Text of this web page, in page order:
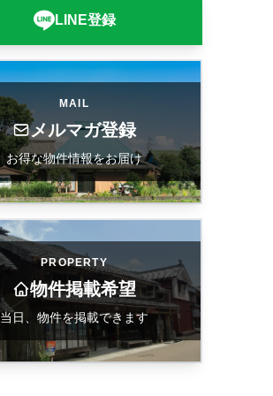
LINE登録
MAIL
メルマガ登録
お得な物件情報をお届け
PROPERTY
物件掲載希望
当日、物件を掲載できます